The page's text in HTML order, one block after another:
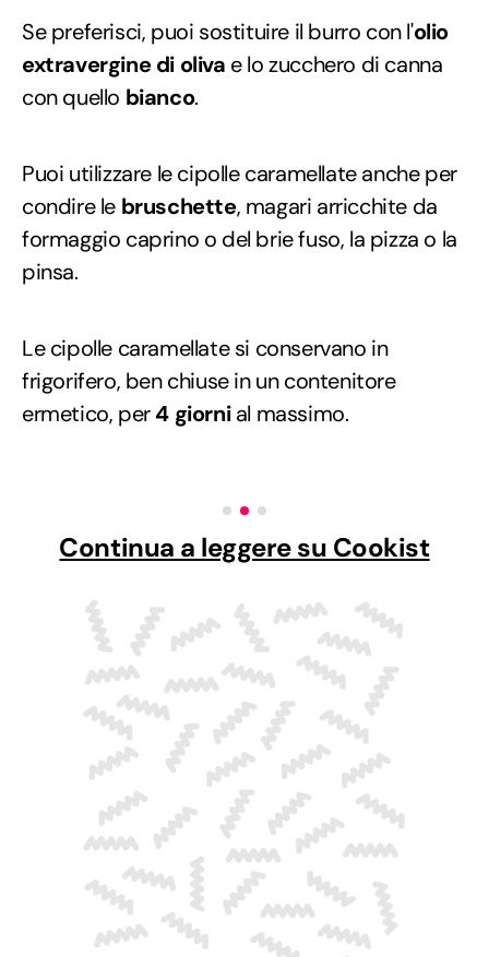
Se preferisci, puoi sostituire il burro con l'olio
extravergine di oliva e lo zucchero di canna
con quello bianco.
Puoi utilizzare le cipolle caramellate anche per
condire le bruschette, magari arricchite da
formaggio caprino o del brie fuso, la pizza o la
pinsa.
Le cipolle caramellate si conservano in
frigorifero, ben chiuse in un contenitore
ermetico, per4 giornial massimo.
Continua a leggere su Cookist